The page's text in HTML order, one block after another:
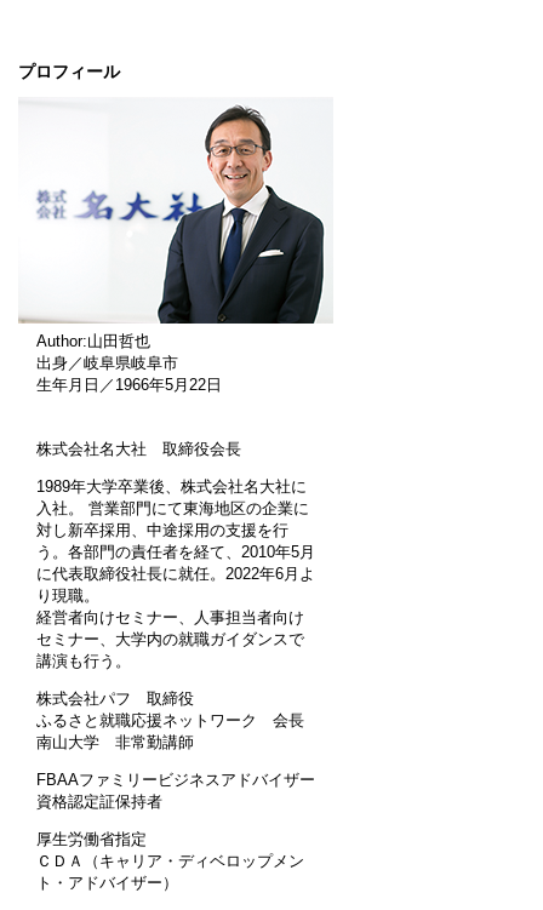
プロフィール
Author:山田哲也
出身／岐阜県岐阜市
生年月日／1966年5月22日
株式会社名大社 取締役会長
1989年大学卒業後、株式会社名大社に
入社。 営業部門にて東海地区の企業に
対し新卒採用、中途採用の支援を行
う。各部門の責任者を経て、2010年5月
に代表取締役社長に就任。2022年6月よ
り現職。
経営者向けセミナー、人事担当者向け
セミナー、大学内の就職ガイダンスで
講演も行う。
株式会社パフ 取締役
ふるさと就職応援ネットワーク 会長
南山大学 非常勤講師
FBAAファミリービジネスアドバイザー
資格認定証保持者
厚生労働省指定
ＣＤＡ（キャリア・ディベロップメン
ト・アドバイザー）